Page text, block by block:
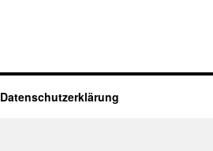
Datenschutz­erklärung